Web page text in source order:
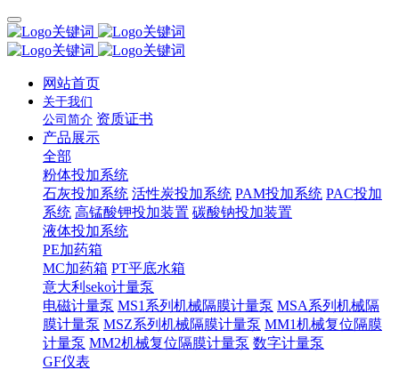
网站首页
关于我们
公司简介 资质证书
产品展示
全部
粉体投加系统
石灰投加系统 活性炭投加系统 PAM投加系统 PAC投加
系统 高锰酸钾投加装置 碳酸钠投加装置
液体投加系统
PE加药箱
MC加药箱 PT平底水箱
意大利seko计量泵
电磁计量泵 MS1系列机械隔膜计量泵 MSA系列机械隔
膜计量泵 MSZ系列机械隔膜计量泵 MM1机械复位隔膜
计量泵 MM2机械复位隔膜计量泵 数字计量泵
GF仪表